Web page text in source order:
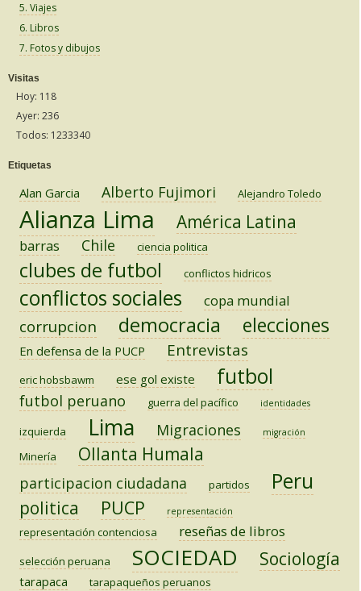
5. Viajes
6. Libros
7. Fotos y dibujos
Visitas
Hoy: 118
Ayer: 236
Todos: 1233340
Etiquetas
Alan Garcia Alberto Fujimori Alejandro Toledo
Alianza Lima América Latina
barras Chile ciencia politica
clubes de futbol conflictos hidricos
conflictos sociales copa mundial
corrupcion democracia elecciones
En defensa de la PUCP Entrevistas
eric hobsbawm ese gol existe futbol
futbol peruano guerra del pacífico identidades
izquierda Lima Migraciones migración
Minería Ollanta Humala
participacion ciudadana partidos Peru
politica PUCP representación
representación contenciosa reseñas de libros
selección peruana SOCIEDAD Sociología
tarapaca tarapaqueños peruanos